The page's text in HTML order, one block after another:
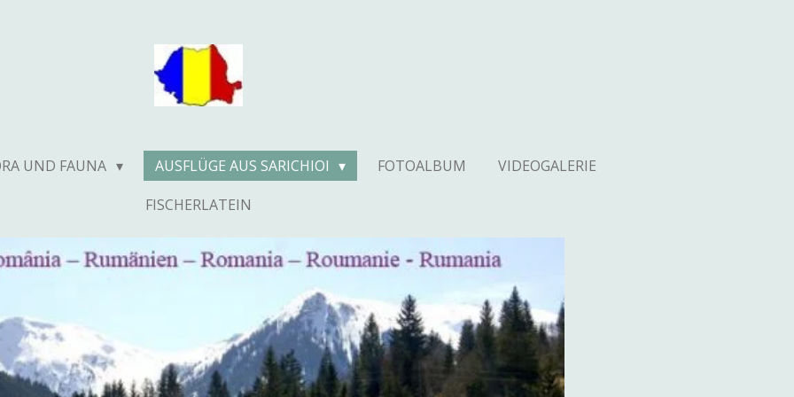
UND FAUNA AUSFLÜGE AUS SARICHIOI FOTOALBUM
VIDEOGALERIE
FISCHERLATEIN